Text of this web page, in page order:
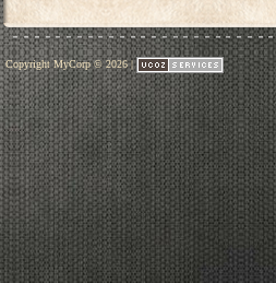
Copyright MyCorp © 2026|